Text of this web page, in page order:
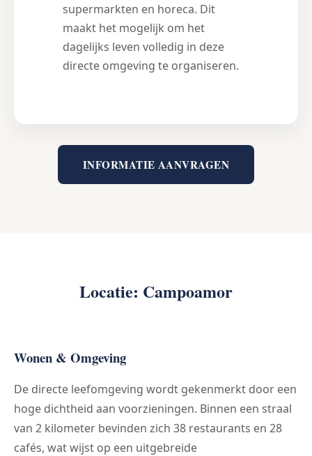
supermarkten en horeca. Dit
maakt het mogelijk om het
dagelijks leven volledig in deze
directe omgeving te organiseren.
INFORMATIE AANVRAGEN
Locatie: Campoamor
Wonen & Omgeving
De directe leefomgeving wordt gekenmerkt door een
hoge dichtheid aan voorzieningen. Binnen een straal
van 2 kilometer bevinden zich 38 restaurants en 28
cafés, wat wijst op een uitgebreide